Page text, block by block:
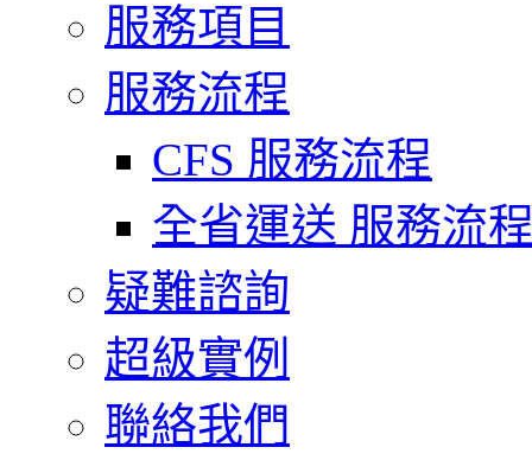
服務項目
服務流程
CFS 服務流程
全省運送 服務流
疑難諮詢
超級實例
聯絡我們